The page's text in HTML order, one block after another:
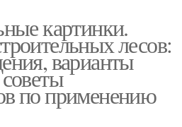
картинки.
лесов:
варианты
по применению